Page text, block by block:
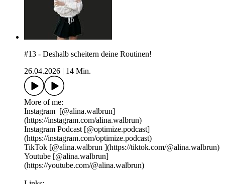
#13 - Deshalb scheitern deine Routinen!
26.04.2026
14 Min.
More of me:
Instagram ⁠⁠⁠⁠⁠[@alina.walbrun⁠⁠⁠⁠⁠⁠⁠]
(https://instagram.com/alina.walbrun)
Instagram Podcast ⁠⁠⁠[@optimize.podcast⁠⁠⁠]
(https://instagram.com/optimize.podcast)
TikTok⁠⁠ ⁠⁠⁠⁠⁠⁠⁠[@alina.walbrun⁠⁠⁠⁠⁠⁠ ⁠⁠⁠](https://tiktok.com/@alina.walbrun)
Youtube ⁠⁠⁠⁠⁠⁠[@alina.walbrun⁠⁠⁠⁠⁠⁠]
(https://youtube.com/@alina.walbrun)